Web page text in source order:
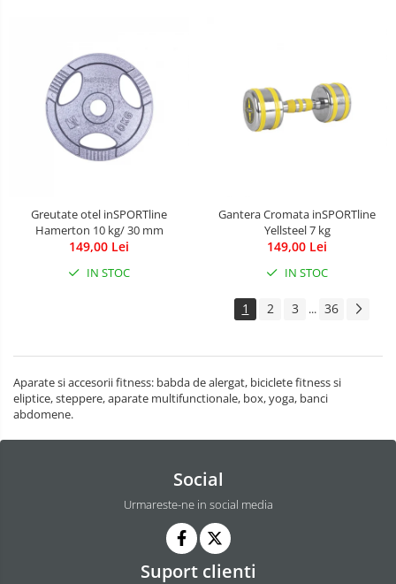
Greutate otel inSPORTline
Hamerton 10 kg/ 30 mm
149,00 Lei
IN STOC
Gantera Cromata inSPORTline
Yellsteel 7 kg
149,00 Lei
IN STOC
1 2 3 ... 36
Aparate si accesorii fitness: babda de alergat, biciclete fitness si
eliptice, steppere, aparate multifunctionale, box, yoga, banci
abdomene.
Social
Urmareste-ne in social media
Suport clienti